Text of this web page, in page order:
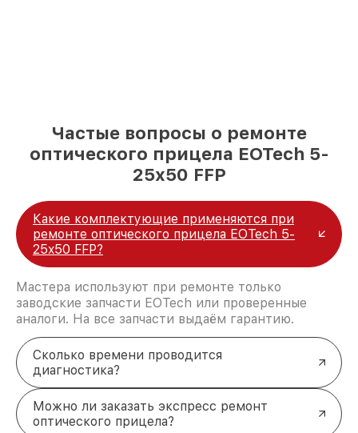
Частые вопросы о ремонте
оптического прицела EOTech 5-
25x50 FFP
Какие комплектующие применяются при
ремонте оптического прицела EOTech 5-
25x50 FFP?
Мастера используют при ремонте только
заводские запчасти EOTech или проверенные
аналоги. На все запчасти выдаём гарантию.
Сколько времени проводится
диагностика?
Можно ли заказать экспресс ремонт
оптического прицела?